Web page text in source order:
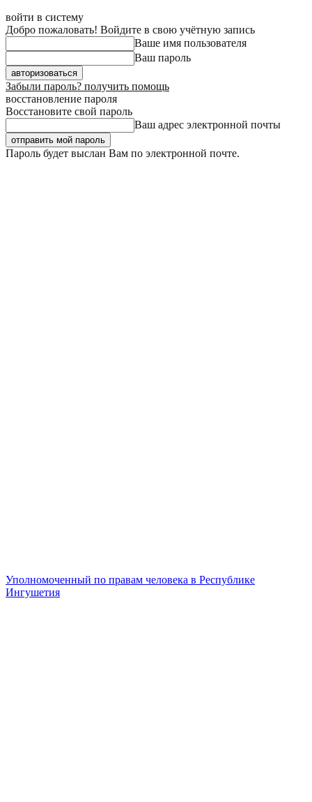
войти в систему
Добро пожаловать! Войдите в свою учётную запись
Ваше имя пользователя
Ваш пароль
Забыли пароль? получить помощь
восстановление пароля
Восстановите свой пароль
Ваш адрес электронной почты
Пароль будет выслан Вам по электронной почте.
Уполномоченный по правам человека в Республике
Ингушетия